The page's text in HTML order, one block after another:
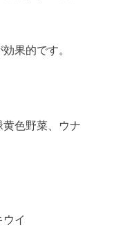
果的です。
色野菜、ウナ
イ